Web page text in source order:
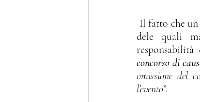
dele quali
responsabilità
concorso di
omissione del
l’evento”.